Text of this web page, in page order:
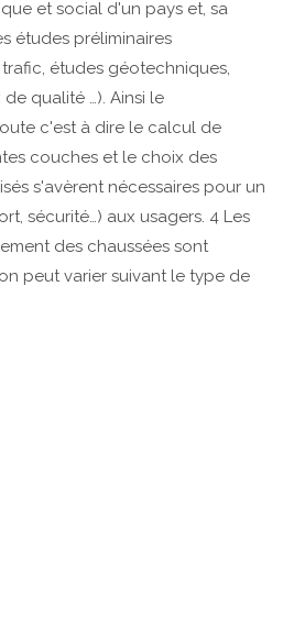
et social d'un pays et, sa
études préliminaires
études géotechniques,
qualité …). Ainsi le
c'est à dire le calcul de
couches et le choix des
s'avèrent nécessaires pour un
sécurité…) aux usagers. 4 Les
des chaussées sont
peut varier suivant le type de